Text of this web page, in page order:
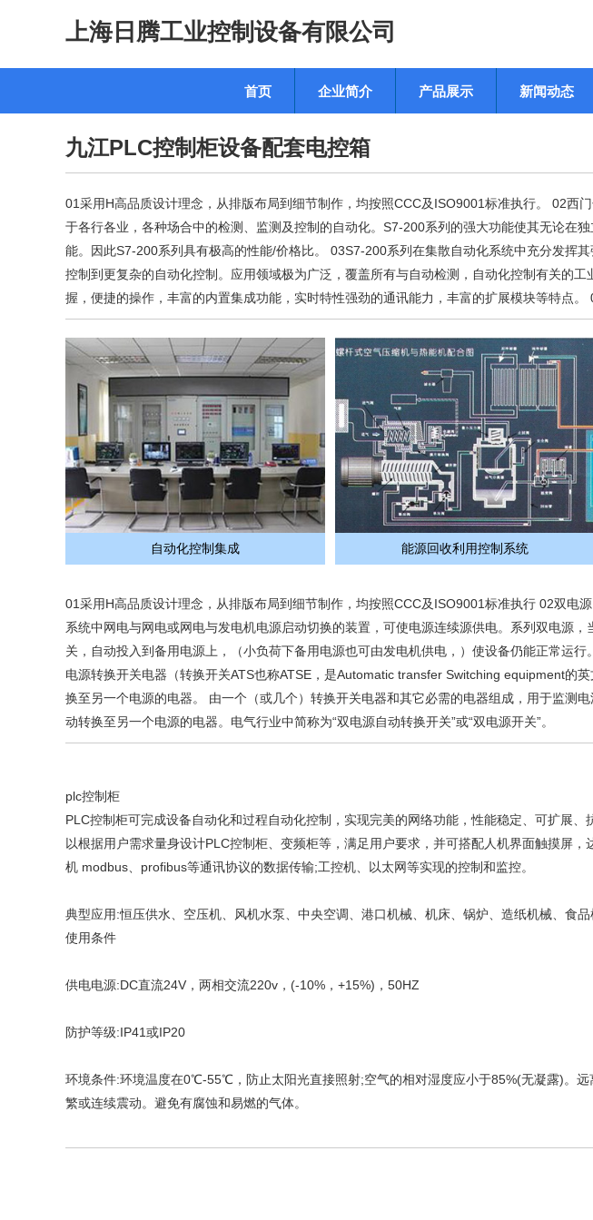
上海日腾工业控制设备有限公司
首页 企业简介 产品展示 新闻动态
九江PLC控制柜设备配套电控箱
01采用H高品质设计理念，从排版布局到细节制作，均按照CCC及ISO9001标准执行。 02西
于各行各业，各种场合中的检测、监测及控制的自动化。S7-200系列的强大功能使其无论在
能。因此S7-200系列具有极高的性能/价格比。 03S7-200系列在集散自动化系统中充分发挥
控制到更复杂的自动化控制。应用领域极为广泛，覆盖所有与自动检测，自动化控制有关的
握，便捷的操作，丰富的内置集成功能，实时特性强劲的通讯能力，丰富的扩展模块等特点。
自动化控制集成 能源回收利用控制系统
01采用H高品质设计理念，从排版布局到细节制作，均按照CCC及ISO9001标准执行 02双电
系统中网电与网电或网电与发电机电源启动切换的装置，可使电源连续源供电。系列双电源
关，自动投入到备用电源上，（小负荷下备用电源也可由发电机供电，）使设备仍能正常运
电源转换开关电器（转换开关ATS也称ATSE，是Automatic transfer Switching equipment的
换至另一个电源的电器。 由一个（或几个）转换开关电器和其它必需的电器组成，用于监测
动转换至另一个电源的电器。电气行业中简称为“双电源自动转换开关”或“双电源开关”。
plc控制柜
PLC控制柜可完成设备自动化和过程自动化控制，实现完美的网络功能，性能稳定、可扩展
以根据用户需求量身设计PLC控制柜、变频柜等，满足用户要求，并可搭配人机界面触摸屏
机 modbus、profibus等通讯协议的数据传输;工控机、以太网等实现的控制和监控。
典型应用:恒压供水、空压机、风机水泵、中央空调、港口机械、机床、锅炉、造纸机械、食品
使用条件
供电电源:DC直流24V，两相交流220v，(-10%，+15%)，50HZ
防护等级:IP41或IP20
环境条件:环境温度在0℃-55℃，防止太阳光直接照射;空气的相对湿度应小于85%(无凝露)。
繁或连续震动。避免有腐蚀和易燃的气体。